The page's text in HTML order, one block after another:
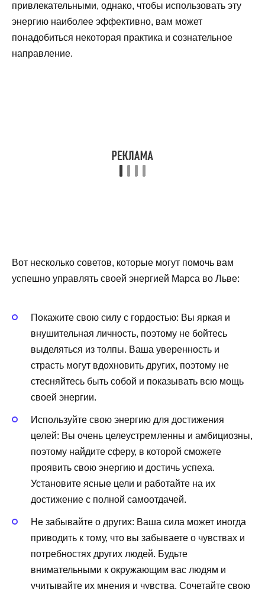
привлекательными, однако, чтобы использовать эту
энергию наиболее эффективно, вам может
понадобиться некоторая практика и сознательное
направление.
Вот несколько советов, которые могут помочь вам
успешно управлять своей энергией Марса во Льве:
Покажите свою силу с гордостью: Вы яркая и
внушительная личность, поэтому не бойтесь
выделяться из толпы. Ваша уверенность и
страсть могут вдохновить других, поэтому не
стесняйтесь быть собой и показывать всю мощь
своей энергии.
Используйте свою энергию для достижения
целей: Вы очень целеустремленны и амбициозны,
поэтому найдите сферу, в которой сможете
проявить свою энергию и достичь успеха.
Установите ясные цели и работайте на их
достижение с полной самоотдачей.
Не забывайте о других: Ваша сила может иногда
приводить к тому, что вы забываете о чувствах и
потребностях других людей. Будьте
внимательными к окружающим вас людям и
учитывайте их мнения и чувства. Сочетайте свою